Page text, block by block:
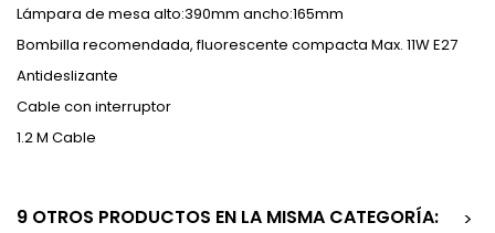
Lámpara de mesa alto:390mm ancho:165mm
Bombilla recomendada, fluorescente compacta Max. 11W E27
Antideslizante
Cable con interruptor
1.2 M Cable
9 OTROS PRODUCTOS EN LA MISMA CATEGORÍA:
>